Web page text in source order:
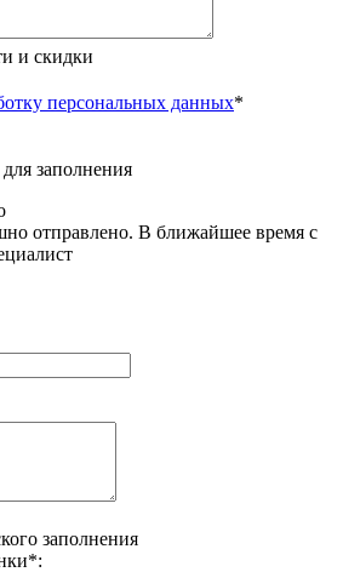
и скидки
персональных данных*
заполнения
отправлено. В ближайшее время с
заполнения
*: